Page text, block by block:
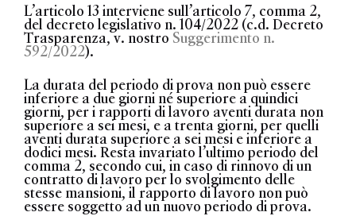
L’articolo 13 interviene sull’articolo 7, comma 2,
del decreto legislativo n. 104/2022 (c.d. Decreto
Trasparenza, v. nostro Suggerimento n.
592/2022).
La durata del periodo di prova non può essere
inferiore a due giorni né superiore a quindici
giorni, per i rapporti di lavoro aventi durata non
superiore a sei mesi, e a trenta giorni, per quelli
aventi durata superiore a sei mesi e inferiore a
dodici mesi. Resta invariato l’ultimo periodo del
comma 2, secondo cui, in caso di rinnovo di un
contratto di lavoro per lo svolgimento delle
stesse mansioni, il rapporto di lavoro non può
essere soggetto ad un nuovo periodo di prova.